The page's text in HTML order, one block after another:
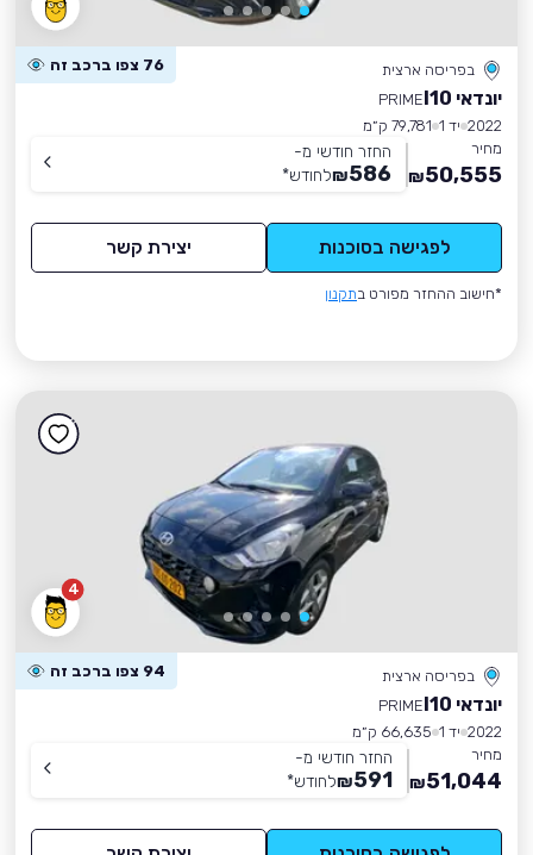
בפריסה ארצית 76 צפו ברכב זה
יונדאי I10
PRIME
2022 יד 1
79,781 ק״מ
מחיר
50,555
₪
החזר חודשי מ-
586
₪לחודש*
לפגישה בסוכנות יצירת קשר
*חישוב ההחזר מפורט בתקנון
4
בפריסה ארצית 94 צפו ברכב זה
יונדאי I10
PRIME
2022 יד 1
66,635 ק״מ
מחיר
51,044
₪
החזר חודשי מ-
591
₪לחודש*